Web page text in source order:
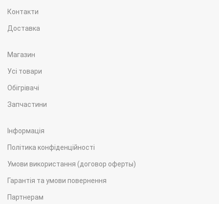
Контакти
Доставка
Магазин
Усі товари
Обігрівачі
Запчастини
Інформація
Політика конфіденційності
Умови використання (договор оферты)
Гарантія та умови повернення
Партнерам